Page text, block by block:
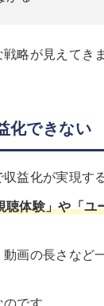
略が見えてきま
化できない
益化が実現す
体験」や「
画の長さなど